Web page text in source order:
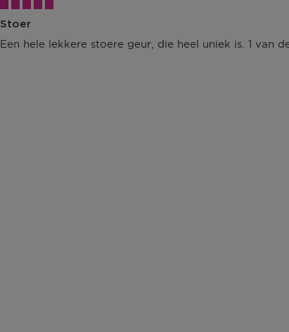
Stoer
Een hele lekkere stoere geur, die heel uniek is. 1 van